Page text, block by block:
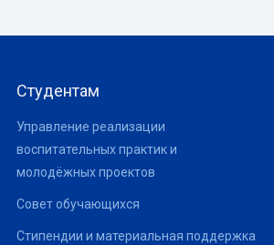
Студентам
Управление реализации
воспитательных практик и
молодёжных проектов
Совет обучающихся
Стипендии и материальная поддержка